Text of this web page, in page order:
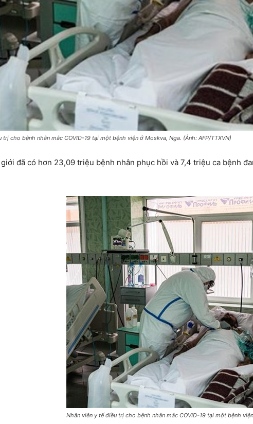
trị cho bệnh nhân mắc COVID-19 tại một bệnh viện ở Moskva, Nga. (Ảnh: AFP/TTXVN)
đã có hơn 23,09 triệu bệnh nhân phục hồi và 7,4 triệu ca bệnh
Nhân viên y tế điều trị cho bệnh nhân mắc COVID-19 tại một bệnh